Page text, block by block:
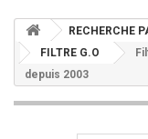
RECHERCHE
FILTRE G.O
depuis 2003